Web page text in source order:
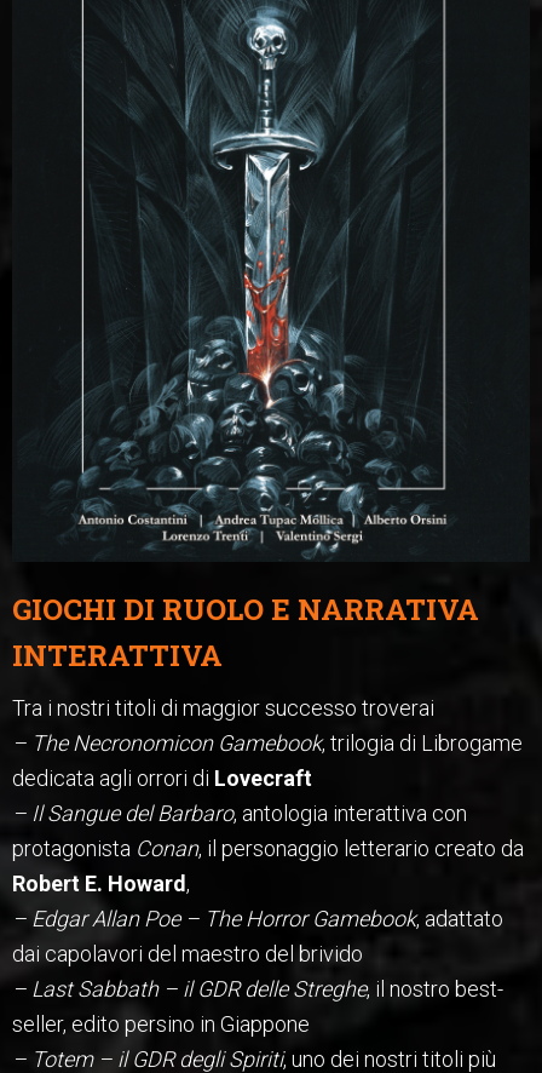
GIOCHI DI RUOLO E NARRATIVA
INTERATTIVA
Tra i nostri titoli di maggior successo troverai
– The Necronomicon Gamebook, trilogia di Librogame
dedicata agli orrori di Lovecraft
– Il Sangue del Barbaro, antologia interattiva con
protagonista Conan, il personaggio letterario creato da
Robert E. Howard,
– Edgar Allan Poe – The Horror Gamebook, adattato
dai capolavori del maestro del brivido
– Last Sabbath – il GDR delle Streghe, il nostro best-
seller, edito persino in Giappone
– Totem – il GDR degli Spiriti, uno dei nostri titoli più